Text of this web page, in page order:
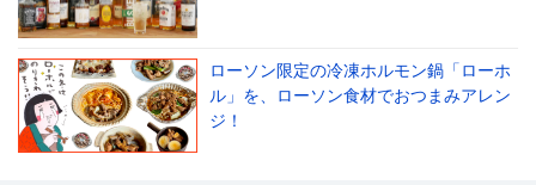
ローソン限定の冷凍ホルモン鍋「ローホ
ル」を、ローソン食材でおつまみアレン
ジ！